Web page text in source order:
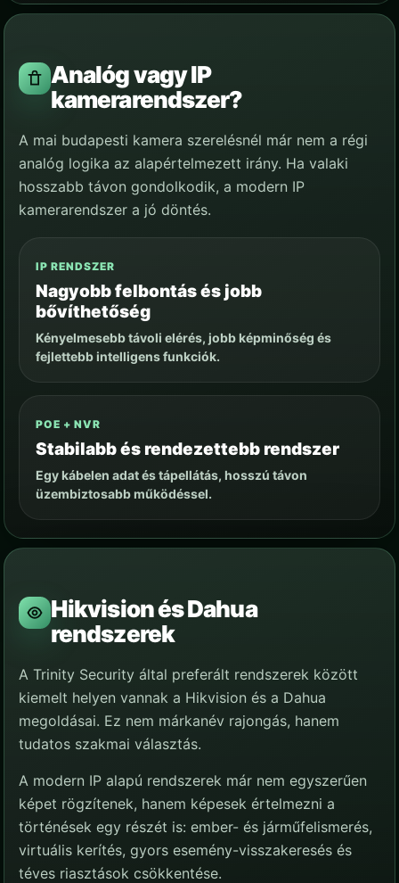
Analóg vagy IP
kamerarendszer?
A mai budapesti kamera szerelésnél már nem a régi
analóg logika az alapértelmezett irány. Ha valaki
hosszabb távon gondolkodik, a modern IP
kamerarendszer a jó döntés.
IP RENDSZER
Nagyobb felbontás és jobb
bővíthetőség
Kényelmesebb távoli elérés, jobb képminőség és
fejlettebb intelligens funkciók.
POE + NVR
Stabilabb és rendezettebb rendszer
Egy kábelen adat és tápellátás, hosszú távon
üzembiztosabb működéssel.
Hikvision és Dahua
rendszerek
A Trinity Security által preferált rendszerek között
kiemelt helyen vannak a Hikvision és a Dahua
megoldásai. Ez nem márkanév rajongás, hanem
tudatos szakmai választás.
A modern IP alapú rendszerek már nem egyszerűen
képet rögzítenek, hanem képesek értelmezni a
történések egy részét is: ember- és járműfelismerés,
virtuális kerítés, gyors esemény-visszakeresés és
téves riasztások csökkentése.